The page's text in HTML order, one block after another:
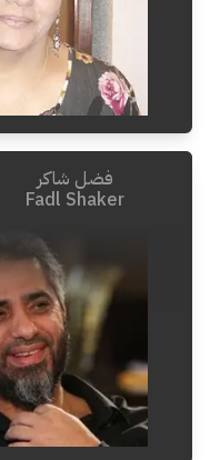
فضل شاكر
Fadl Shaker